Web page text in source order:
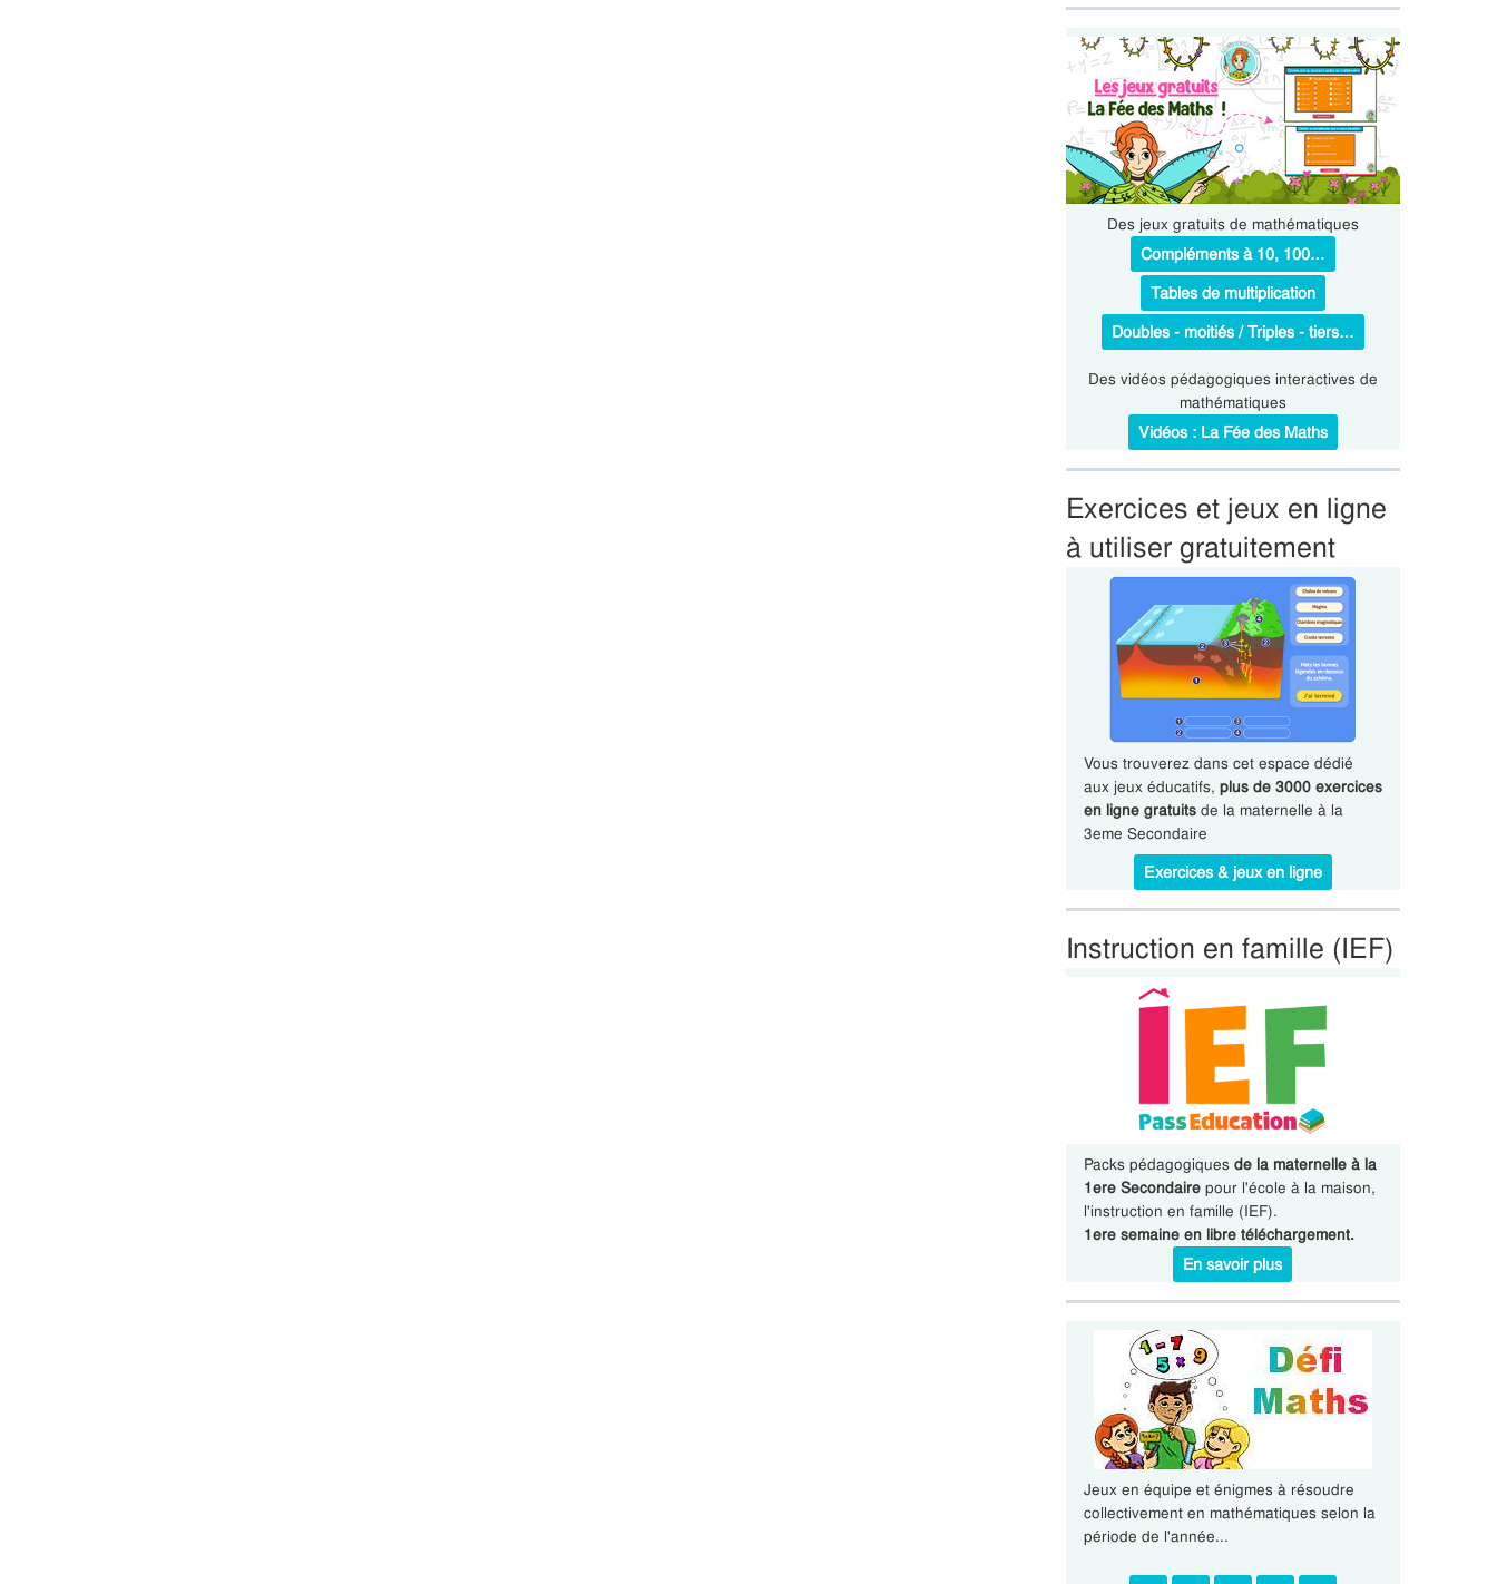
Des jeux gratuits de mathématiques
Compléments à 10, 100…
Tables de multiplication
Doubles - moitiés / Triples - tiers…
Des vidéos pédagogiques interactives de
mathématiques
Vidéos : La Fée des Maths
Exercices et jeux en ligne
à utiliser gratuitement
Vous trouverez dans cet espace dédié
aux jeux éducatifs, plus de 3000 exercices
en ligne gratuitsde la maternelle à la
3eme Secondaire
Exercices & jeux en ligne
Instruction en famille (IEF)
Packs pédagogiques de la maternelle à la
1ere Secondairepour l'école à la maison,
l'instruction en famille (IEF).
1ere semaine en libre téléchargement.
En savoir plus
Jeux en équipe et énigmes à résoudre
collectivement en mathématiques selon la
période de l'année...